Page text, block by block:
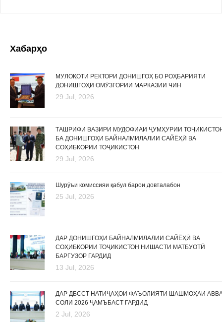
Хабарҳо
МУЛОҚОТИ РЕКТОРИ ДОНИШГОҲ БО РОҲБАРИЯТИ
ДОНИШГОҲИ ОМӮЗГОРИИ МАРКАЗИИ ЧИН
29 Jul, 2026
ТАШРИФИ ВАЗИРИ МУДОФИАИ ҶУМҲУРИИ
БА ДОНИШГОҲИ БАЙНАЛМИЛАЛИИ САЙЁҲӢ ВА
СОҲИБКОРИИ ТОҶИКИСТОН
29 Jul, 2026
Шурӯъи комиссияи қабул барои довталабон
25 Jul, 2026
ДАР ДОНИШГОҲИ БАЙНАЛМИЛАЛИИ САЙЁҲӢ ВА
СОҲИБКОРИИ ТОҶИКИСТОН НИШАСТИ МАТБУОТӢ
БАРГУЗОР ГАРДИД
13 Jul, 2026
ДАР ДБССТ НАТИҶАҲОИ ФАЪОЛИЯТИ ШАШМОҲАИ
СОЛИ 2026 ҶАМЪБАСТ ГАРДИД
2 Jul, 2026